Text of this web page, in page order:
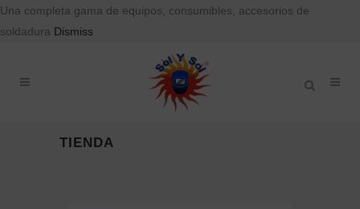
Una completa gama de equipos, consumibles, accesorios de
soldadura Dismiss
TIENDA